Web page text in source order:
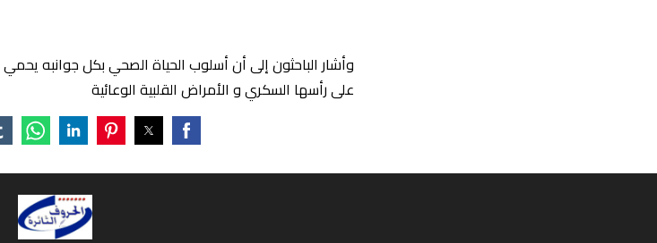
وأشار الباحثون إلى أن أسلوب الحياة الصحي بكل جوانبه
على رأسها السكري و الأمراض القلبية الوعائية